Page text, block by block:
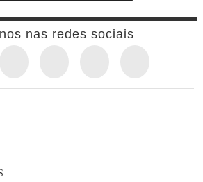
nas redes sociais